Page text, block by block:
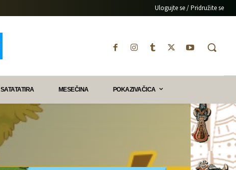
Ulogujte se / Pridružite se
SATATATIRA MESEČINA POKAZIVAČICA